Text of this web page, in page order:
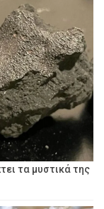
τα μυστικά της